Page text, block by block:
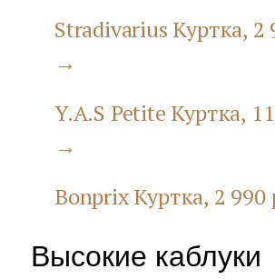
Stradivarius Куртка, 2
→
Y.A.S Petite Куртка,
→
Bonprix Куртка, 2
Высокие каблуки